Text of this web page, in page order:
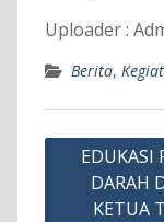
Uploader :
Berita,
Navigasi
EDUKASI
DARAH
KETUA